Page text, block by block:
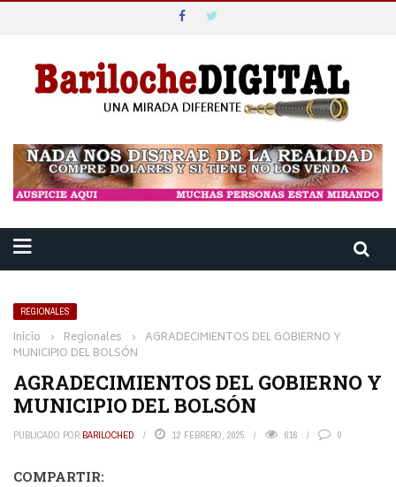
REGIONALES
Inicio › Regionales › AGRADECIMIENTOS DEL GOBIERNO Y
MUNICIPIO DEL BOLSÓN
AGRADECIMIENTOS DEL GOBIERNO Y
MUNICIPIO DEL BOLSÓN
PUBLICADO POR BARILOCHED 12 FEBRERO, 2025 616 0
COMPARTIR: